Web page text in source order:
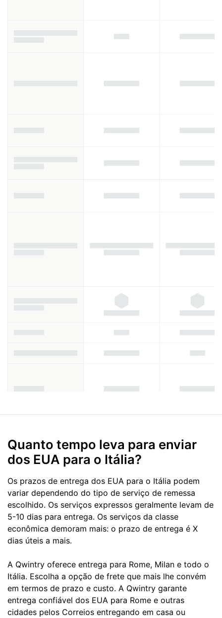
Quanto tempo leva para enviar
dos EUA para o Itália?
Os prazos de entrega dos EUA para o Itália podem
variar dependendo do tipo de serviço de remessa
escolhido. Os serviços expressos geralmente levam de
5-10 dias para entrega. Os serviços da classe
econômica demoram mais: o prazo de entrega é X
dias úteis a mais.
A Qwintry oferece entrega para Rome, Milan e todo o
Itália. Escolha a opção de frete que mais lhe convém
em termos de prazo e custo. A Qwintry garante
entrega confiável dos EUA para Rome e outras
cidades pelos Correios entregando em casa ou